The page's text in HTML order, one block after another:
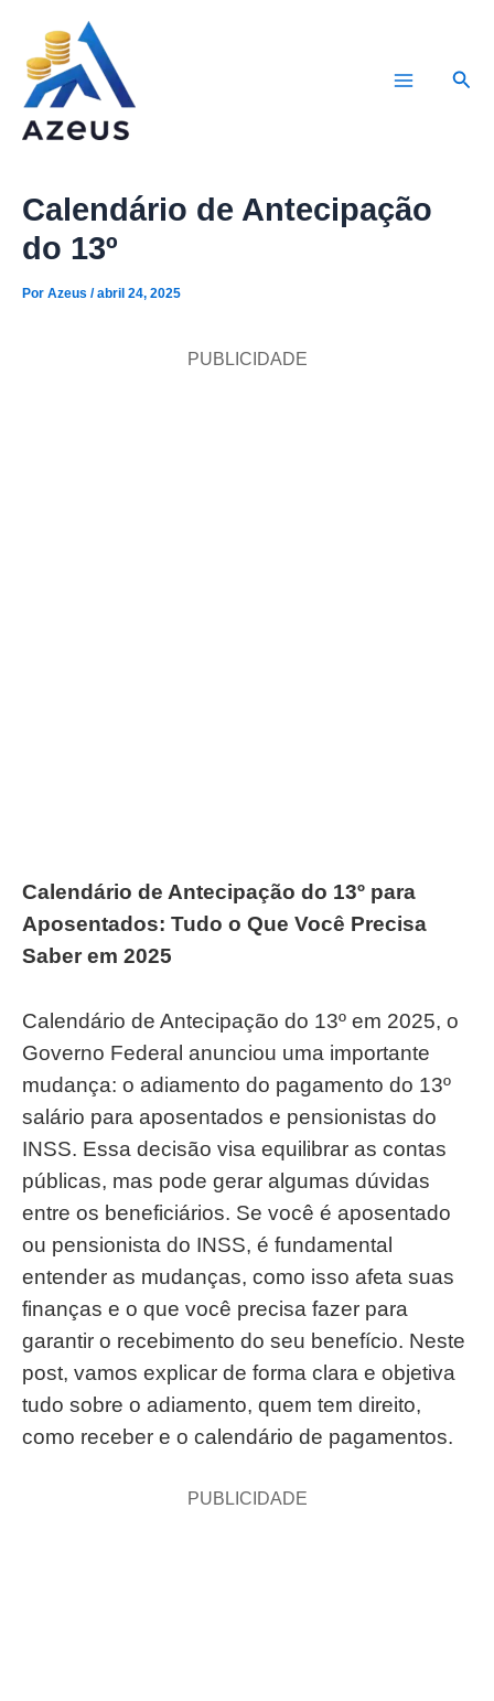
conteúdo
Calendário de Antecipação
do 13º
Por Azeus /abril 24, 2025
PUBLICIDADE
Calendário de Antecipação do 13º para
Aposentados: Tudo o Que Você Precisa
Saber em 2025
Calendário de Antecipação do 13º em 2025, o
Governo Federal anunciou uma importante
mudança: o adiamento do pagamento do 13º
salário para aposentados e pensionistas do
INSS. Essa decisão visa equilibrar as contas
públicas, mas pode gerar algumas dúvidas
entre os beneficiários. Se você é aposentado
ou pensionista do INSS, é fundamental
entender as mudanças, como isso afeta suas
finanças e o que você precisa fazer para
garantir o recebimento do seu benefício. Neste
post, vamos explicar de forma clara e objetiva
tudo sobre o adiamento, quem tem direito,
como receber e o calendário de pagamentos.
PUBLICIDADE